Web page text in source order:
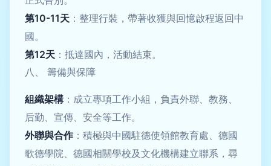
第10-11天 ：整理行裝，帶著收獲與回憶啟程返回中
國。
第12天 ：抵達國內，活動結束。
八、 籌備與保障
組織架構 ：成立專項工作小組，負責外聯、教務、
后勤、宣傳、安全等工作。
外聯與合作：積極與中國駐德使領館教育處、德國
歌德學院、德國相關學校及文化機構建立聯系，尋